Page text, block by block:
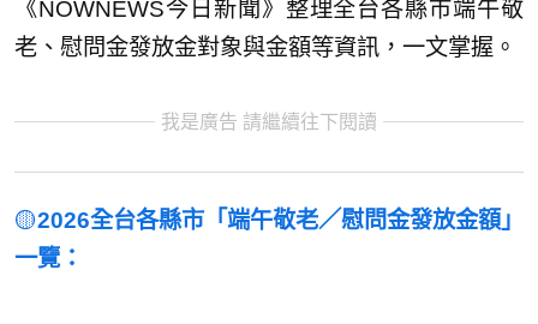
《NOWNEWS今日新聞》整理全台各縣市端午敬
老、慰問金發放金對象與金額等資訊，一文掌握。
我是廣告 請繼續往下閱讀
🟡2026全台各縣市「端午敬老／慰問金發放金額」
一覽：